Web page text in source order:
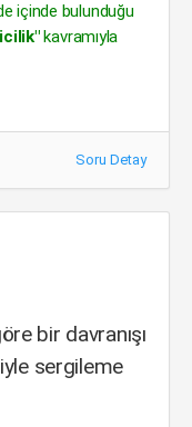
içinde bulunduğu
kavramıyla
Soru Detay
bir davranışı
sergileme